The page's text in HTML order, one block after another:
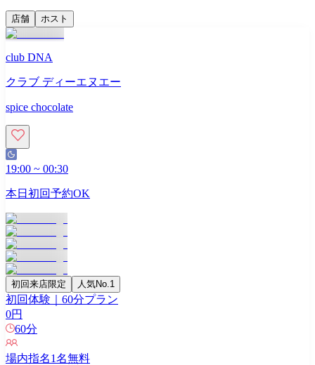
店舗 ホスト
club DNA
クラブ ディーエヌエー
spice chocolate
19:00 ~ 00:30
本日初回予約OK
初回来店限定 人気No.1
初回体験｜60分プラン
0円
60分
場内指名1名無料